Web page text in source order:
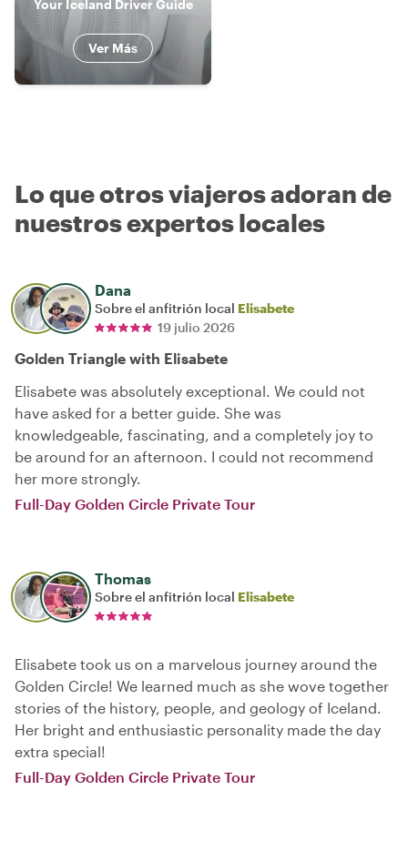
Your Iceland Driver Guide
Ver Más
Lo que otros viajeros adoran de
nuestros expertos locales
Dana
Sobre el anfitrión local Elisabete
19 julio 2026
Golden Triangle with Elisabete
Elisabete was absolutely exceptional. We could not
have asked for a better guide. She was
knowledgeable, fascinating, and a completely joy to
be around for an afternoon. I could not recommend
her more strongly.
Full-Day Golden Circle Private Tour
Thomas
Sobre el anfitrión local Elisabete
Elisabete took us on a marvelous journey around the
Golden Circle! We learned much as she wove together
stories of the history, people, and geology of Iceland.
Her bright and enthusiastic personality made the day
extra special!
Full-Day Golden Circle Private Tour